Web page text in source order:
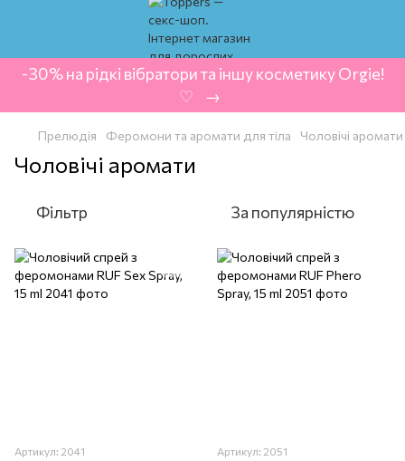
-30% на рідкі вібратори та іншу косметику Orgie!
‍ ♡ ‍ → ‍
Прелюдія Феромони та аромати для тіла Чоловічі аромати
Чоловічі аромати
Фільтр За популярністю
Артикул: 2041 Артикул: 2051